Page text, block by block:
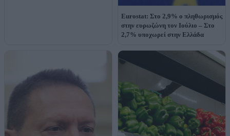
Eurostat: Στο 2,9% ο πληθωρισμός
στην ευρωζώνη τον Ιούλιο – Στο
2,7% υποχωρεί στην Ελλάδα